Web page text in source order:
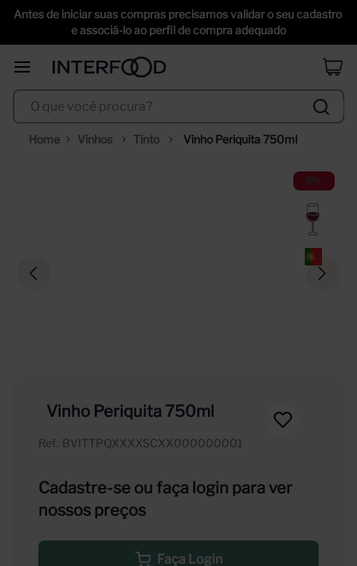
Antes de iniciar suas compras precisamos validar o seu cadastro
e associá-lo ao perfil de compra adequado
O que você procura?
Vinhos Tinto Vinho Periquita 750ml
-9%
Vinho Periquita 750ml
Ref. : BVITTPQXXXXSCXX000000001
Cadastre-se ou faça login para ver
nossos preços
Faça Login
6º selección
7º duff
º erdinger
corpus astral
10ºsanta helena